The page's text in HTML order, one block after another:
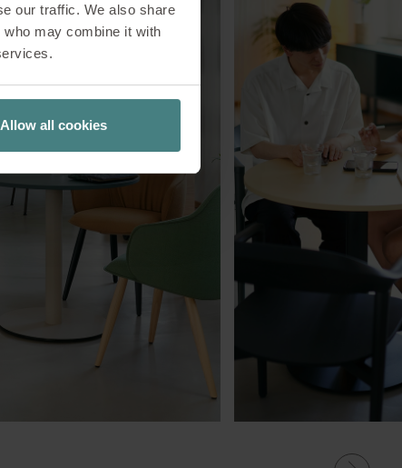
our traffic. We also share
may combine it with
Allow all cookies